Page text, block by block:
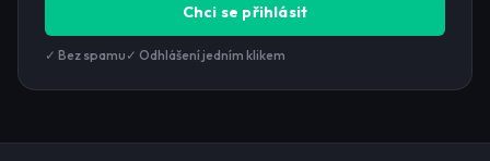
Chci se přihlásit
✓ Bez spamu ✓ Odhlášení jedním klikem